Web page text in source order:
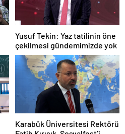
Yusuf Tekin: Yaz tatilinin öne
çekilmesi gündemimizde yok
Karabük Üniversitesi Rektörü